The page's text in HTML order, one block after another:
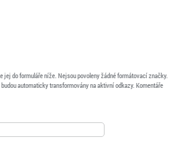
jej do formuláře níže. Nejsou povoleny žádné formátovací značky.
automaticky transformovány na aktivní odkazy. Komentáře